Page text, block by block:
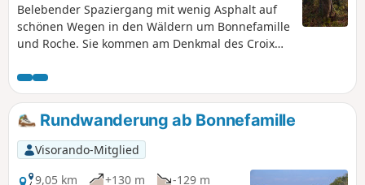
Belebender Spaziergang mit wenig Asphalt auf
schönen Wegen in den Wäldern um Bonnefamille
und Roche. Sie kommen am Denkmal des Croix
Durchquerung von Roche durch den Wald, wo Sie
die Steine mit Schalensteinen von Roche
entdecken können.
Rundwanderung ab Bonnefamille
Visorando-Mitglied
9,05 km
+130 m -129 m